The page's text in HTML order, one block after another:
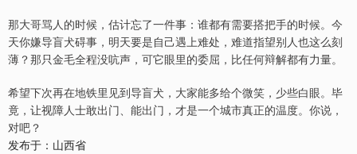
那大哥骂人的时候，估计忘了一件事：谁都有需要搭把手的时候。今
天你嫌导盲犬碍事，明天要是自己遇上难处，难道指望别人也这么刻
薄？那只金毛全程没吭声，可它眼里的委屈，比任何辩解都有力量。
希望下次再在地铁里见到导盲犬，大家能多给个微笑，少些白眼。毕
竟，让视障人士敢出门、能出门，才是一个城市真正的温度。你说，
对吧？
发布于：山西省